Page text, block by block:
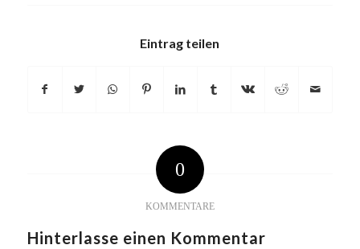
Eintrag teilen
0
KOMMENTARE
Hinterlasse einen Kommentar